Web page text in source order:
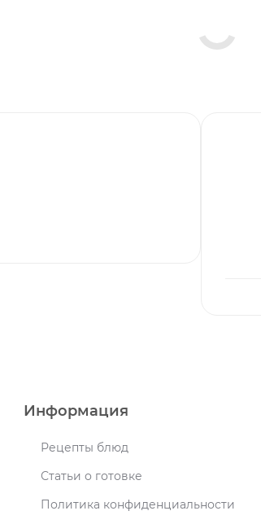
Информация
Рецепты блюд
Статьи о готовке
Политика конфиденциальности